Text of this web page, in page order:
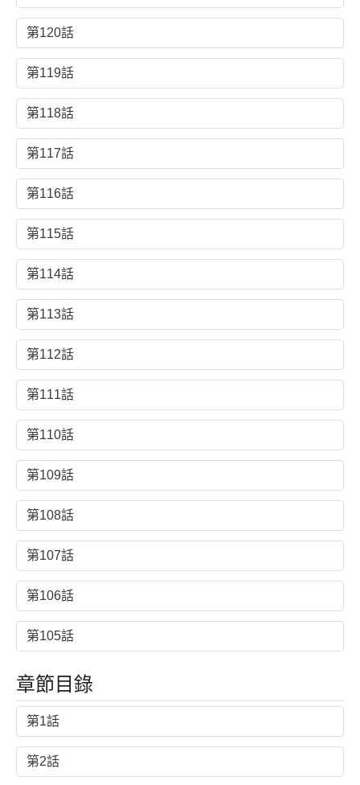
第120話
第119話
第118話
第117話
第116話
第115話
第114話
第113話
第112話
第111話
第110話
第109話
第108話
第107話
第106話
第105話
章節目錄
第1話
第2話